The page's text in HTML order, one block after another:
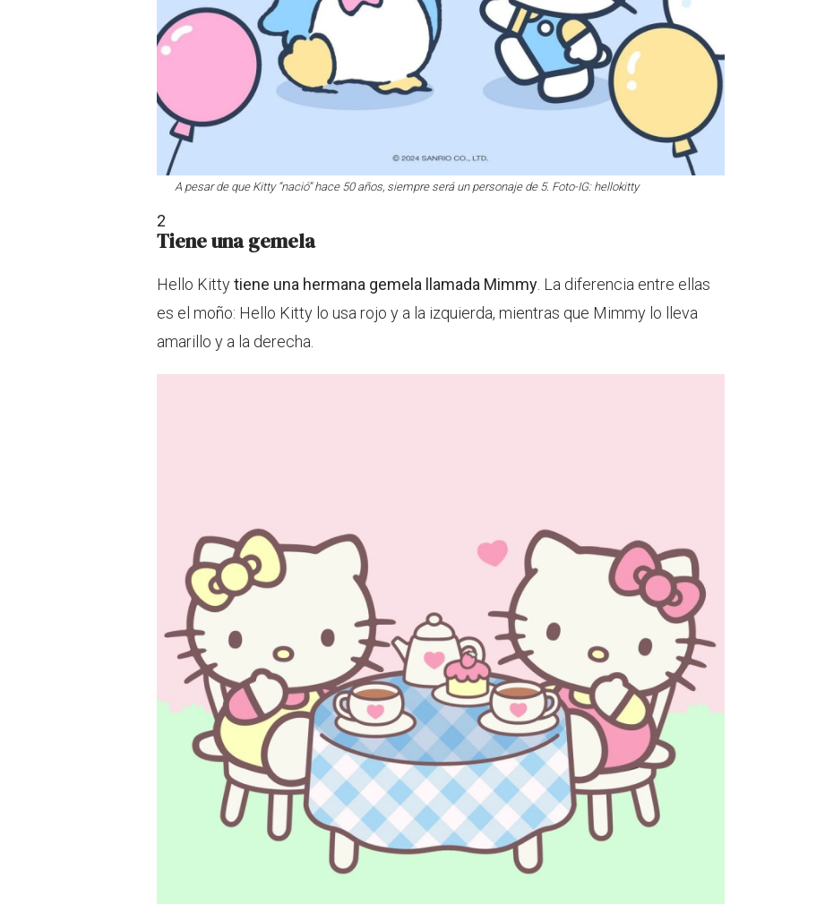
A pesar de que Kitty “nació” hace 50 años, siempre será un personaje de 5. Foto-IG: hellokitty
2
Tiene una gemela
Hello Kittytiene una hermana gemela llamada Mimmy . La diferencia entre ellas
es el moño: Hello Kitty lo usa rojo y a la izquierda, mientras que Mimmy lo lleva
amarillo y a la derecha.